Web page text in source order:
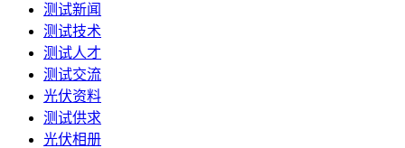
测试新闻
测试技术
测试人才
测试交流
光伏资料
测试供求
光伏相册